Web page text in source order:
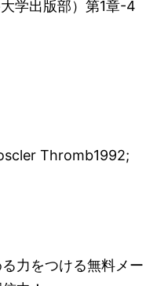
学出版部）第1章-4
Thromb1992;
力をつける無料メー